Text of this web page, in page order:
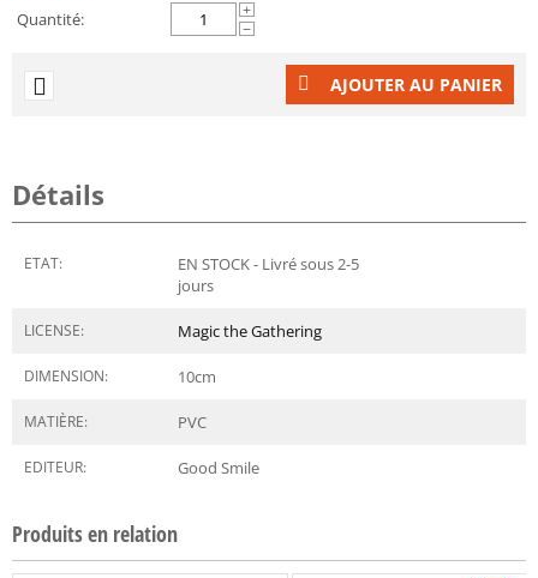
Quantité:
+
−
AJOUTER AU PANIER
Détails
ETAT:
EN STOCK - Livré sous 2-5
jours
LICENSE: Magic the Gathering
DIMENSION: 10cm
MATIÈRE: PVC
EDITEUR: Good Smile
Produits en relation